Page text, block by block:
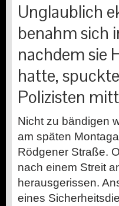
Unglaublich
benahm sich
nachdem sie
hatte,
Polizisten
Nicht zu bändigen
am späten
Rödgener Straße.
nach einem Streit
herausgerissen.
eines